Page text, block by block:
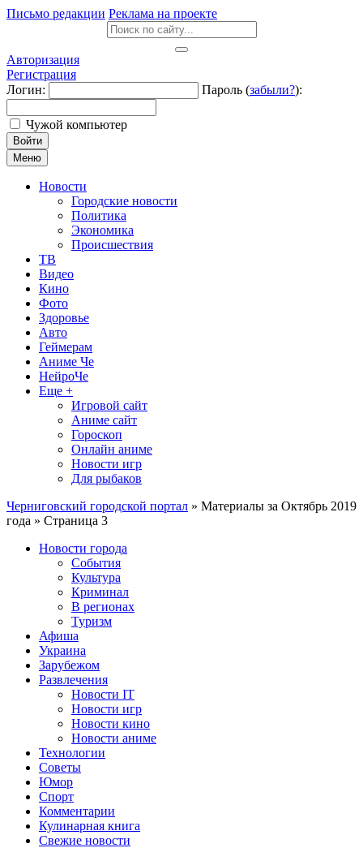
Письмо редакции Реклама на проекте
Авторизация
Регистрация
Логин:
Пароль (забыли?):
Чужой компьютер
Войти
Меню
Новости
Городские новости
Политика
Экономика
Происшествия
ТВ
Видео
Кино
Фото
Здоровье
Авто
Геймерам
Аниме Че
НейроЧе
Еще +
Игровой сайт
Аниме сайт
Гороскоп
Онлайн аниме
Новости игр
Для рыбаков
Черниговский городской портал » Материалы за Октябрь 2019
года » Страница 3
Новости города
События
Культура
Криминал
В регионах
Туризм
Афиша
Украина
Зарубежом
Развлечения
Новости IT
Новости игр
Новости кино
Новости аниме
Технологии
Советы
Юмор
Спорт
Комментарии
Кулинарная книга
Свежие новости